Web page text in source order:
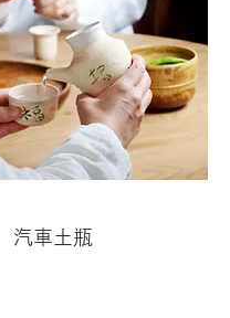
​汽車土瓶